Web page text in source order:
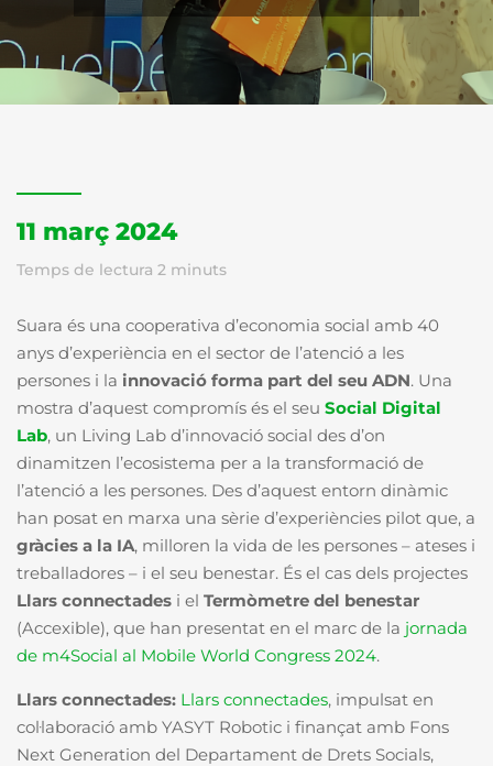
11 març 2024
Temps de lectura 2 minuts
Suara és una cooperativa d’economia social amb 40
anys d’experiència en el sector de l’atenció a les
persones i la innovació forma part del seu ADN. Una
mostra d’aquest compromís és el seu Social Digital
Lab, un Living Lab d’innovació social des d’on
dinamitzen l’ecosistema per a la transformació de
l’atenció a les persones. Des d’aquest entorn dinàmic
han posat en marxa una sèrie d’experiències pilot que, a
gràcies a la IA, milloren la vida de les persones – ateses i
treballadores – i el seu benestar. És el cas dels projectes
Llars connectades i el Termòmetre del benestar
(Accexible), que han presentat en el marc de la jornada
de m4Social al Mobile World Congress 2024.
Llars connectades: Llars connectades, impulsat en
col·laboració amb YASYT Robotic i finançat amb Fons
Next Generation del Departament de Drets Socials,